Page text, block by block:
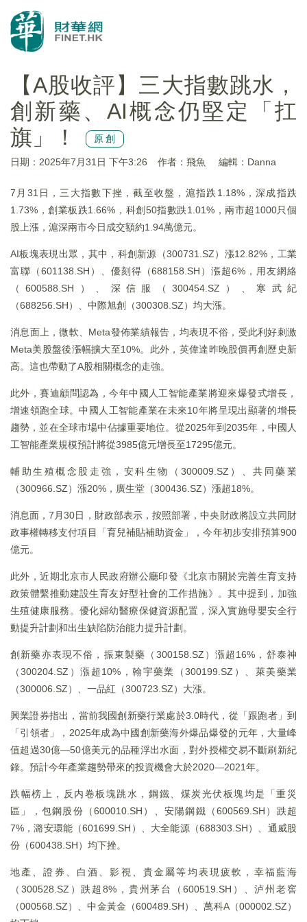
【A股收評】三大指數跳水，
創新藥、AI概念仍堅定「扛
旗」！
原創
日期：2025年7月31日 下午3:26 作者：飛魚 編輯：Danna
7月31日，三大指數下挫，截至收盤，滬指跌1.18%，深成指跌
1.73%，創業板跌1.66%，科創50指數跌1.01%，兩市超1000只個
股上漲，滬深兩市今日成交額約1.94萬億元。
AI板塊表現出眾，其中，科創新源（300731.SZ）漲12.82%，工業
富聯（601138.SH）、優刻得（688158.SH）漲超6%，用友網絡
（600588.SH）、深信服（300454.SZ）、寒武紀
（688256.SH）、中際旭創（300308.SZ）均大漲。
消息面上，微軟、Meta發佈業績報告，均表現不俗，受此利好刺激
Meta美股盤後漲幅擴大至10%。此外，英偉達昨晚股價再創歷史新
高。這也帶動了A股相關概念的走強。
此外，賽迪顧問認為，今年中國人工智能產業將迎來爆發式增長，
增速領跑全球。中國人工智能產業在未來10年將呈現出顯著的增長
趨勢，並在全球市場中佔據重要地位。從2025年到2035年，中國人
工智能產業規模預計將從3985億元增長至17295億元。
輔助生殖概念股走強，安科生物（300009.SZ）、共同藥業
（300966.SZ）漲20%，廣生堂（300436.SZ）漲超18%。
消息面，7月30日，財政部表示，按照部署，中央財政將設立共同財
政事權轉移支付項目「育兒補貼補助資金」，今年初步安排預算900
億元。
此外，近期北京市人民政府辦公廳印發《北京市關於完善生育支持
政策體繫推動建設生育友好型社會的工作措施》。其中提到，加強
生殖健康服務。優化婦幼醫療保健資源配置，深入實施母嬰安全行
動提升計劃和出生缺陷防治能力提升計劃。
創新藥亦表現不俗，振東製藥（300158.SZ）漲超16%，舒泰神
（300204.SZ）漲超10%，翰宇藥業（300199.SZ）、萊美藥業
（300006.SZ）、一品紅（300723.SZ）大漲。
興業證券指出，當前我國創新藥行業處於3.0時代，從「跟跑者」到
「引領者」，2025年成為中國創新藥海外爆品爆發的元年，大量峰
值超過30億—50億美元的品種浮出水面，對外授權交易不斷刷新紀
錄。預計今年產業趨勢帶來的投資機會大於2020—2021年。
跌幅榜上，反内卷板塊跳水，鋼鐵、煤炭光伏板塊均是「重災
區」，包鋼股份（600010.SH）、安陽鋼鐵（600569.SH）跌超
7%，潞安環能（601699.SH）、大全能源（688303.SH）、通威股
份（600438.SH）均下挫。
地產、證券、白酒、影視、貴金屬等均表現疲軟，幸福藍海
（300528.SZ）跌超8%，貴州茅台（600519.SH）、泸州老窖
（000568.SZ）、中金黃金（600489.SH）、萬科A（000002.SZ）